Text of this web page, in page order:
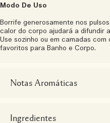
Modo De Uso
Borrife generosamente nos
calor do corpo ajudará a difundir
Use sozinho ou em camadas
favoritos para Banho e Corpo.
Notas Aromáticas
Ingredientes